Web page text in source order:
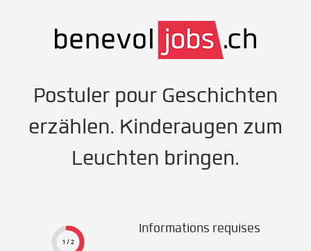
Postuler pour Geschichten
erzählen. Kinderaugen zum
Leuchten bringen.
1 / 2
Informations requises